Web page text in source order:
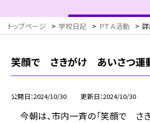
トップページ > 学校日記 > ＰＴＡ活動 >
笑顔で さきがけ あいさつ運
公開日 2024/10/30 更新日 2024/10/30
今朝は、市内一斉の「笑顔で さ